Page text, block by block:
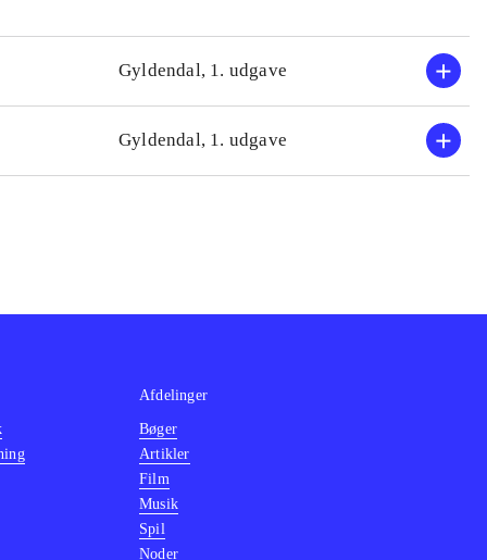
Gyldendal, 1. udgave
Gyldendal, 1. udgave
Afdelinger
Bøger
Artikler
Film
Musik
Spil
Noder